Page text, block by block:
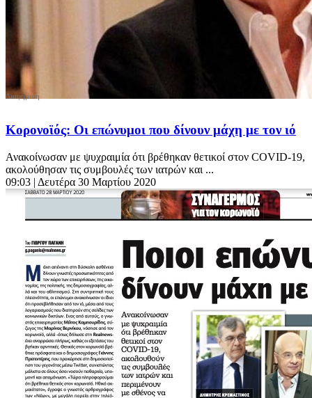
Κορονοϊός: Οι επώνυμοι που δίνουν μάχη με τον ιό
Ανακοίνωσαν με ψυχραιμία ότι βρέθηκαν θετικοί στον COVID-19,
ακολούθησαν τις συμβουλές των ιατρών και ...
09:03 | Δευτέρα 30 Μαρτίου 2020